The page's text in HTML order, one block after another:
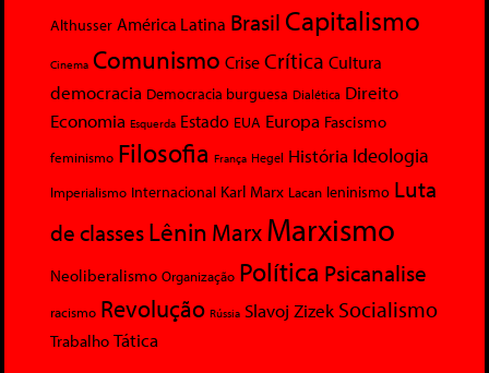
Althusser América Latina Brasil Capitalismo
Cinema Comunismo Crise Crítica Cultura
democracia Democracia burguesa Dialética Direito
Economia Esquerda Estado EUA Europa Fascismo
feminismo Filosofia França Hegel História Ideologia
Imperialismo Internacional Karl Marx Lacan leninismo Luta
de classesLênin MarxMarxismo
Neoliberalismo Organização Política Psicanalise
racismo Revolução Rússia Slavoj Zizek Socialismo
Trabalho Tática